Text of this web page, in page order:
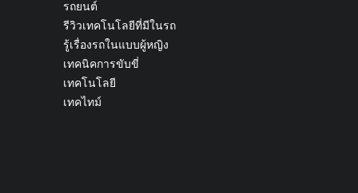
รถยนต์
รีวิวเทคโนโลยีที่มีในรถ
รู้เรื่องรถในแบบผู้หญิง
เทคนิคการขับขี่
เทคโนโลยี
เทคไทม์